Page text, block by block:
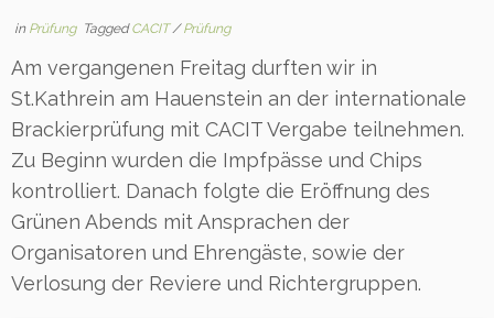
in Prüfung TaggedCACIT/Prüfung
Am vergangenen Freitag durften wir in
St.Kathrein am Hauenstein an der internationale
Brackierprüfung mit CACIT Vergabe teilnehmen.
Zu Beginn wurden die Impfpässe und Chips
kontrolliert. Danach folgte die Eröffnung des
Grünen Abends mit Ansprachen der
Organisatoren und Ehrengäste, sowie der
Verlosung der Reviere und Richtergruppen.